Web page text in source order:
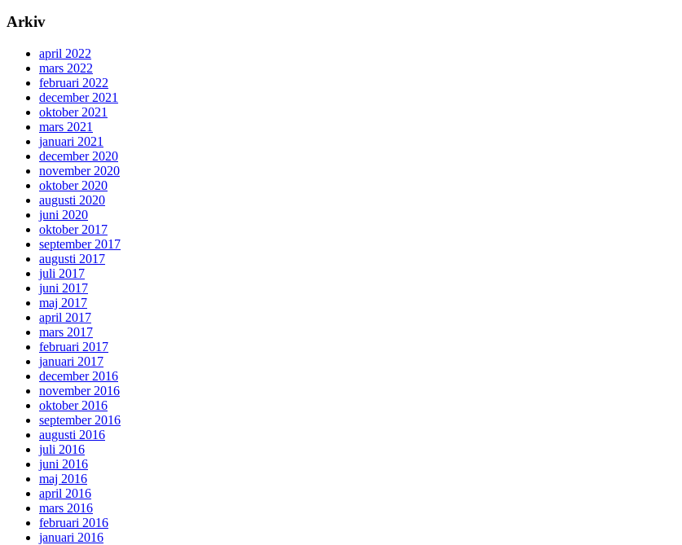
Arkiv
april 2022
mars 2022
februari 2022
december 2021
oktober 2021
mars 2021
januari 2021
december 2020
november 2020
oktober 2020
augusti 2020
juni 2020
oktober 2017
september 2017
augusti 2017
juli 2017
juni 2017
maj 2017
april 2017
mars 2017
februari 2017
januari 2017
december 2016
november 2016
oktober 2016
september 2016
augusti 2016
juli 2016
juni 2016
maj 2016
april 2016
mars 2016
februari 2016
januari 2016